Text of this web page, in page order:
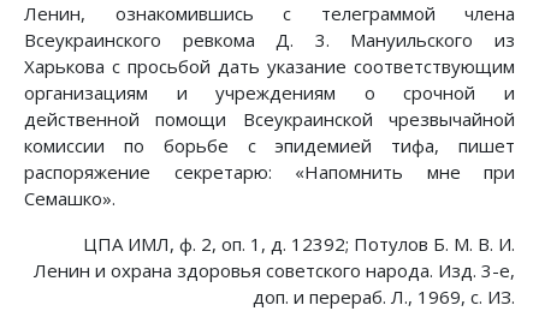
Ленин, ознакомившись с телеграммой члена
Всеукраинского ревкома Д. 3. Мануильского из
Харькова с просьбой дать указание соответствующим
организациям и учреждениям о срочной и
действенной помощи Всеукраинской чрезвычайной
комиссии по борьбе с эпидемией тифа, пишет
распоряжение секретарю: «Напомнить мне при
Семашко».
ЦПА ИМЛ, ф. 2, оп. 1, д. 12392; Потулов Б. М. В. И.
Ленин и охрана здоровья советского народа. Изд. 3-е,
доп. и перераб. Л., 1969, с. ИЗ.